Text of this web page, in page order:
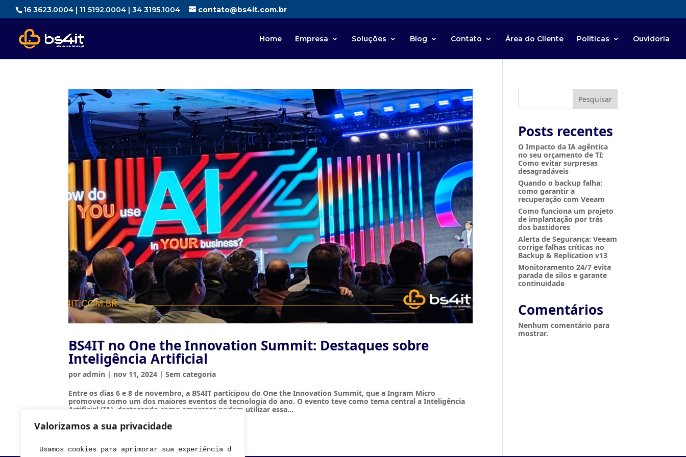
Valorizamos a sua privacidade
Usamos cookies para aprimorar sua experiência de navegação, veicular anúncios ou conteúdo personalizado e analisar nosso tráfego. Ao clicar em "Aceitar tudo",
16 3623.0004 | 11 5192.0004 | 34 3195.1004 contato@bs4it.com.br
Home Empresa Soluções Blog Contato Área do Cliente Políticas Ouvidoria
BS4IT no One the Innovation Summit: Destaques sobre
Inteligência Artificial
poradmin | nov 11, 2024 |Sem categoria
Entre os dias 6 e 8 de novembro, a BS4IT participou do One the Innovation Summit, que a Ingram Micro
promoveu como um dos maiores eventos de tecnologia do ano. O evento teve como tema central a Inteligência
Artificial (IA), destacando como empresas podem utilizar essa...
Pesquisar
Posts recentes
O Impacto da IA agêntica
no seu orçamento de TI:
Como evitar surpresas
desagradáveis
Quando o backup falha:
como garantir a
recuperação com Veeam
Como funciona um projeto
de implantação por trás
dos bastidores
Alerta de Segurança: Veeam
corrige falhas críticas no
Backup & Replication v13
Monitoramento 24/7 evita
parada de silos e garante
continuidade
Comentários
Nenhum comentário para
mostrar.